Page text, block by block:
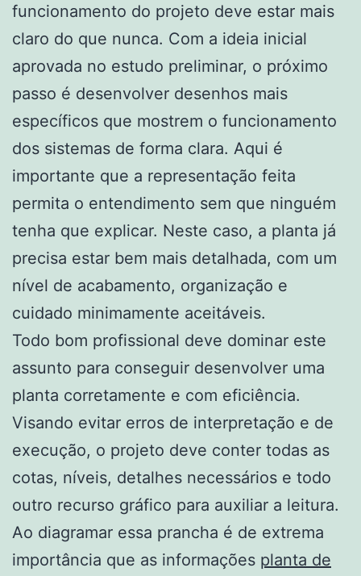
funcionamento do projeto deve estar mais
claro do que nunca. Com a ideia inicial
aprovada no estudo preliminar, o próximo
passo é desenvolver desenhos mais
específicos que mostrem o funcionamento
dos sistemas de forma clara. Aqui é
importante que a representação feita
permita o entendimento sem que ninguém
tenha que explicar. Neste caso, a planta já
precisa estar bem mais detalhada, com um
nível de acabamento, organização e
cuidado minimamente aceitáveis.
Todo bom profissional deve dominar este
assunto para conseguir desenvolver uma
planta corretamente e com eficiência.
Visando evitar erros de interpretação e de
execução, o projeto deve conter todas as
cotas, níveis, detalhes necessários e todo
outro recurso gráfico para auxiliar a leitura.
Ao diagramar essa prancha é de extrema
importância que as informações planta de